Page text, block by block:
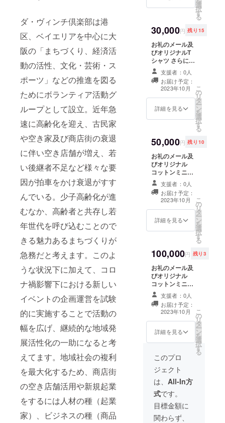
ダ・ヴィンチ倶楽部は港
区、ベイエリアを中心に大
阪の「まちづくり、経済活
動の活性、文化・芸術・ス
ポーツ」などの推進を図る
ためにボランティア活動グ
ループとして設立。近年急
速に高齢化を迎え、古民家
や空き家及び商店街の衰退
に伴い空き店舗が増え、若
い後継者不足など様々な要
因が拍車をかけ衰退がすす
んでいる。少子高齢化が進
むなか、高齢者と共存し若
年世代を呼び込むことので
きる魅力あるまちづくりが
急務だと考えます。このよ
うな状況下に加えて、コロ
ナ禍影響下における新しい
イベントの企画運営を試験
的に実施することで活動の
幅を広げ、継続的な地域発
展活性化の一助になると考
えてます。地域社会の複利
を最大化するため、商店街
の空き店舗活用や新規起業
をするには人材の種（起業
家）、ビジネスの種（商品
型イベント
さいを行い
推進するこ
とを目的と
したＮＰＯ
法人です。
載を希望される
お名前をご記入
ください。
選
択
す
る
30,000円 残り15
お礼のメール及
びオリジナルT
シャツ さらにイ
ベント動画への
協賛者リストに
乗ります。 リス
ト掲載サイズは
相対的に大きく
なります。 サイ
お名前をご記入
ください。
支援者：0人
お届け予定：
2023年10月
詳細を見る
こ
の
リ
タ
ー
ン
を
選
択
す
る
50,000円 残り10
お礼のメール及
びオリジナル
コットンミニ
バッグ・オリジ
ナルTシャツ も
しくは お礼の
メール及びオリ
ジナルTシャツと
イベントボラン
ティア参加 さら
トに乗ります ※
支援時、必ず備
考欄に掲載を希
望されるお名前
をご記入くださ
い。
支援者：0人
お届け予定：
2023年10月
詳細を見る
こ
の
リ
タ
ー
ン
を
選
択
す
る
100,000円 残り3
お礼のメール及
びオリジナル
コットンミニ
バッグ・オリジ
ナルTシャツ2種
類 さらにイベン
ト動画への協賛
者リストに乗り
ます リスト掲載
す。 サイズ特大
※支援時、必ず備
考欄に掲載を希
望されるお名前
をご記入くださ
い。
支援者：0人
お届け予定：
2023年10月
詳細を見る
こ
の
リ
タ
ー
ン
を
選
択
す
る
このプロ
ジェクト
は、 All-In方
式です。
目標金額に
関わらず、